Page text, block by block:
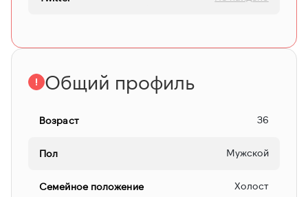
Общий профиль
Возраст 36
Пол Мужской
Семейное положение Холост